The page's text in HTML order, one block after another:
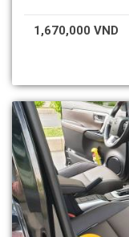
1,670,000 VND